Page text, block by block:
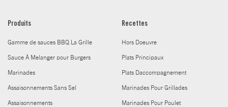
Produits
Gamme de sauces BBQ La Grille
Sauce À Melanger pour Burgers
Marinades
Assaisonnements Sans Sel
Assaisonnements
Recettes
Hors Doeuvre
Plats Principaux
Plats Daccompagnement
Marinades Pour Grillades
Marinades Pour Poulet